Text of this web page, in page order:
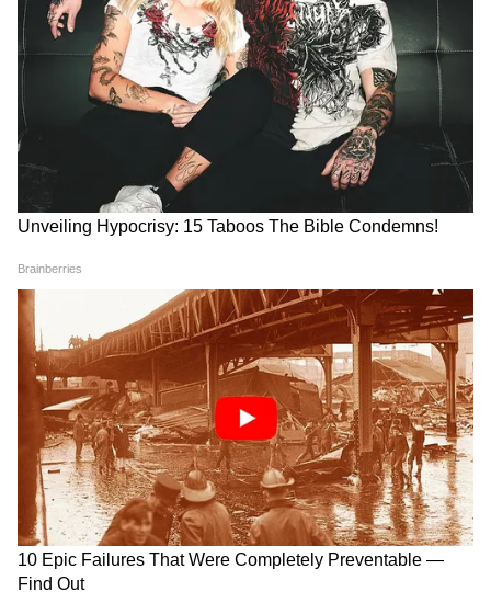
टीवी और फिल्मों में बनाई थी पहचान
संचिता उगले टीवी इंडस्ट्री का जाना-पहचाना चेहरा थीं।
उन्होंने 'कुमकुम भाग्य', 'वागले की दुनिया', 'साजन घर'
और 'दिलवाली दुल्हा ले जाएगी' जैसे शोज में काम किया
था। इसके अलावा वह विक्की कौशल की फिल्म 'छावा' में
भी नजर आई थीं। अपने एक्टिंग और स्क्रीन प्रेजेंस के दम
पर उन्होंने कम समय में अच्छी पहचान बनाई थी। उनके
अचानक निधन ने उनके फैन्स और इंडस्ट्री से जुड़े लोगों
को स्तब्ध कर दिया है। आखिरी सोशल मीडिया पोस्ट, भाई
के दावे और चल रही पुलिस जांच के बीच लोग यह
जानना चाहते हैं कि आखिर इस घटना के पीछे की सच्चाई
क्या है। फिलहाल इसका जवाब जांच पूरी होने के बाद ही
सामने आ सकेगा।
नेशनल अवॉर्ड विनर्स का जश्न, 'OM'
के सेट पर ममूटी-धनुष ने काटा केक
बॉलीवुड में करियर बनाने आया
बिजनेसमैन, एक्ट्रेस ने झांसा देकर
कराया मर्डर, BMW में मिले थे बॉडी
पार्ट
LATEST VIDEOS
जंतर-मंतर वाले Mohammad Junaid पहुंच
गए Jharkhand, सुनिए क्या कहा...